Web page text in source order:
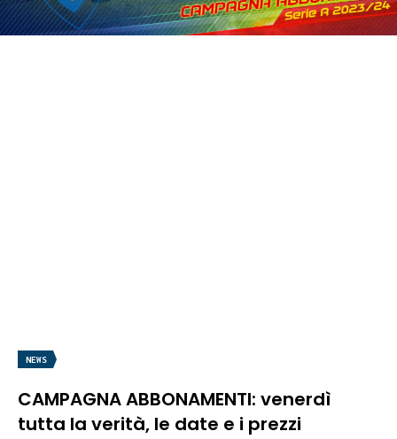
NEWS
CAMPAGNA ABBONAMENTI: venerdì
tutta la verità, le date e i prezzi